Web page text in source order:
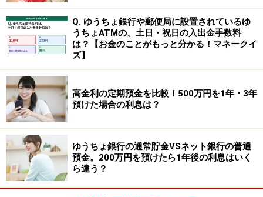
●デメリット
・満期前に解約すると預入期間内払戻金利が適用となり
金利が減少します。
・金利上昇局面で、より有利な商品に預け替えを検討し
たくても、満期までは柔軟に対応できません。
定額貯金の特徴
定額貯金は、定期貯金と異なり、柔軟な解約条件を持つ
ことが特徴です。
・預入期間：最長10年。ただし、6カ月後から自由に解
Q. ゆうちょ銀行や郵便局に設置されているゆ
うちょATMの、土日・祝日の入出金手数料
は？【お金のことがもっと分かる！マネークイ
ズ】
高金利の定期預金を比較！500万円を1年・3年
預けた場合の利息は？
ゆうちょ銀行の通常貯金VSネット銀行の普通
預金。200万円を預けたら1年後の利息はいく
ら違う？